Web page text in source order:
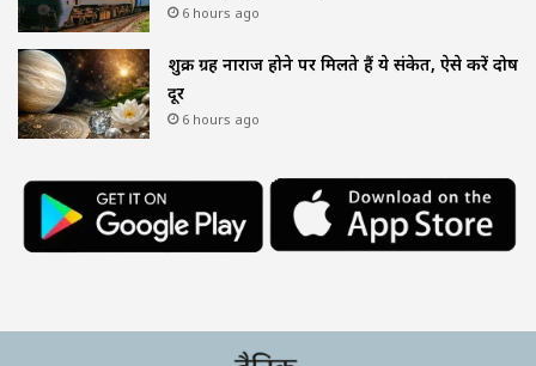
6 hours ago
शुक्र ग्रह नाराज होने पर मिलते हैं ये संकेत, ऐसे करें दोष
दूर
6 hours ago